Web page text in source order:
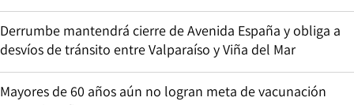
Derrumbe mantendrá cierre de Avenida España y obliga a
desvíos de tránsito entre Valparaíso y Viña del Mar
Mayores de 60 años aún no logran meta de vacunación